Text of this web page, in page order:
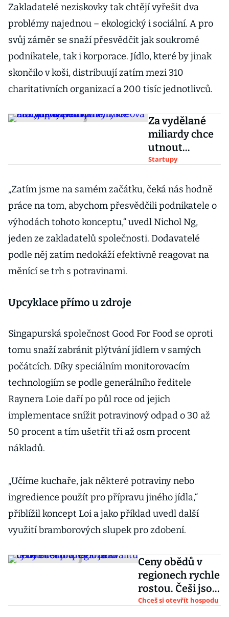
Zakladatelé neziskovky tak chtějí vyřešit dva
problémy najednou – ekologický i sociální. A pro
svůj záměr se snaží přesvědčit jak soukromé
podnikatele, tak i korporace. Jídlo, které by jinak
skončilo v koši, distribuují zatím mezi 310
charitativních organizací a 200 tisíc jednotlivců.
Za vydělané
miliardy chce
utnout
plýtvání
Startupová
královna
Lykkeová radí,
jak uspět
Startupy
„Zatím jsme na samém začátku, čeká nás hodně
práce na tom, abychom přesvědčili podnikatele o
výhodách tohoto konceptu,“ uvedl Nichol Ng,
jeden ze zakladatelů společnosti. Dodavatelé
podle něj zatím nedokáží efektivně reagovat na
měnící se trh s potravinami.
Upcyklace přímo u zdroje
Singapurská společnost Good For Food se oproti
tomu snaží zabránit plýtvání jídlem v samých
počátcích. Díky speciálním monitorovacím
technologiím se podle generálního ředitele
Raynera Loie daří po půl roce od jejich
implementace snížit potravinový odpad o 30 až
50 procent a tím ušetřit tři až osm procent
nákladů.
„Učíme kuchaře, jak některé potraviny nebo
ingredience použít pro přípravu jiného jídla,“
přiblížil koncept Loi a jako příklad uvedl další
využití bramborových slupek pro zdobení.
Ceny obědů v
regionech rychle
rostou. Češi jsou
ochotní si
Chceš si otevřít hospodu